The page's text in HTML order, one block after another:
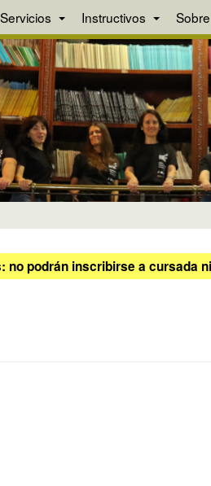
Servicios Instructivos
podrán inscribirse a cursada